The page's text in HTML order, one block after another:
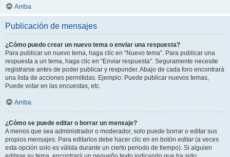
Arriba
Publicación de mensajes
¿Cómo puedo crear un nuevo tema o enviar una respuesta?
Para publicar un nuevo tema, haga clic en “Nuevo tema”. Para publicar una
respuesta a un tema, haga clic en “Enviar respuesta”. Seguramente necesite
registrarse antes de poder publicar y responder. Abajo de cada foro encontrará
una lista de acciones permitidas. Ejemplo: Puede publicar nuevos temas,
Puede votar en las encuestas, etc.
Arriba
¿Cómo se puede editar o borrar un mensaje?
A menos que sea administrador o moderador, solo puede borrar o editar sus
propios mensajes. Para editarlos debe hacer clic en en botón editar(a veces
esta opción solo es válida durante un cierto periodo de tiempo). Si alguien